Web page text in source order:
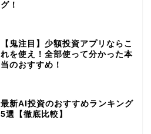
グ！
【鬼注目】少額投資アプリならこ
れを使え！全部使って分かった本
当のおすすめ！
最新AI投資のおすすめランキング
5選【徹底比較】